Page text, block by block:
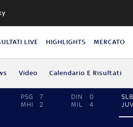
LIVE HIGHLIGHTS MERCATO
Video Calendario E Risultati
PSG
7
MHI
2
DIN
0
MIL
4
SLB
JUV